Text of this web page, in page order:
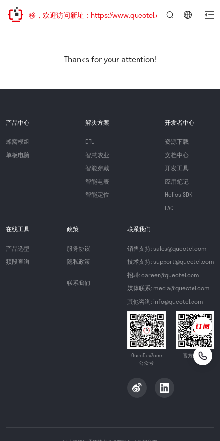
址已迁移，欢迎访问新址：https://www.quectel.com.cn
Thanks for your attention!
产品中心
蜂窝模组
单板电脑
解决方案
DTU
智慧农业
智能穿戴
智能电表
智能定位
开发者中心
资源下载
文档中心
开发工具
应用笔记
Helios SDK
FAQ
在线工具
产品选型
频段查询
政策
服务协议
隐私政策
联系我们
联系我们
销售支持: sales@quectel.com
技术支持: support@quectel.com
招聘: career@quectel.com
媒体联系: media@quectel.com
其他咨询: info@quectel.com
QuecDevZone
公众号
官方公众号